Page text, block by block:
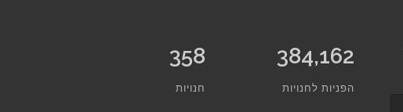
446,116
הפניות לחנויות
358
חנויות